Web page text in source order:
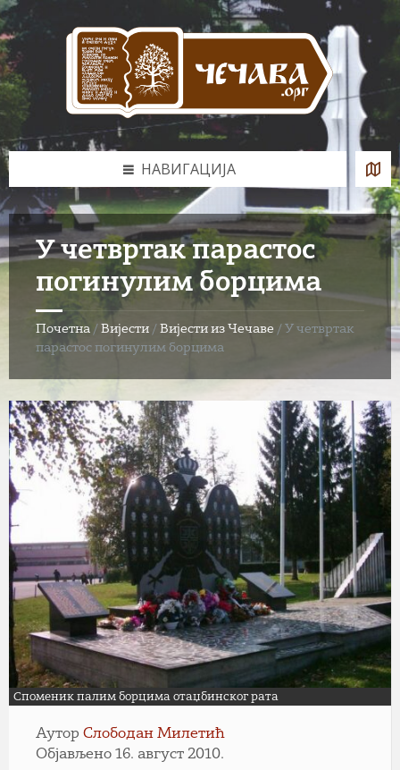
Skip
to
content
Skip
to
left
sidebar
Skip
to
footer
НАВИГАЦИЈА
У четвртак парастос
погинулим борцима
Почетна / Вијести / Вијести из Чечаве / У четвртак
парастос погинулим борцима
Споменик палим борцима отаџбинског рата
Аутор Слободан Милетић
Објављено 16. август 2010.